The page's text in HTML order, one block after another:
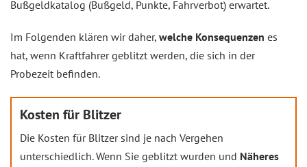
Bußgeldkatalog (Bußgeld, Punkte, Fahrverbot) erwartet.
Im Folgenden klären wir daher, welche Konsequenzen es
hat, wenn Kraftfahrer geblitzt werden, die sich in der
Probezeit befinden.
Kosten für Blitzer
Die Kosten für Blitzer sind je nach Vergehen
unterschiedlich. Wenn Sie geblitzt wurden und Näheres